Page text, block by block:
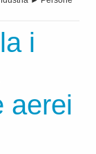
i
aerei